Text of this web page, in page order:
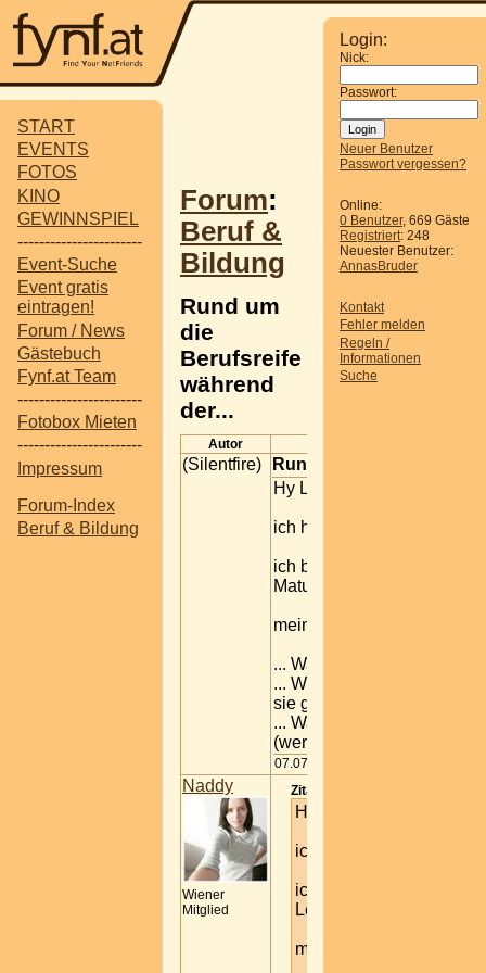
START
EVENTS
FOTOS
KINO
GEWINNSPIEL
-----------------------
Event-Suche
Event gratis
eintragen!
Forum / News
Gästebuch
Fynf.at Team
-----------------------
Fotobox Mieten
-----------------------
Impressum
Forum-Index
Beruf & Bildung
Login:
Nick:
Passwort:
Neuer Benutzer
Passwort vergessen?
Online:
0 Benutzer, 669 Gäste
Registriert: 248
Neuester Benutzer:
AnnasBruder
Kontakt
Fehler melden
Regeln /
Informationen
Suche
Forum:
Beruf &
Bildung
Rund um
die
Berufsreife
während
der...
Autor
(Silentfire)
Rund um die Berufsreife
Hy Leute
ich hab mal so ne frage an
ich bin jetzt im ersten
Matura (berufsreife)
meine fragen...
... Was genau hab ich
... Wie schaut es mit den
sie gefördert)?
... Was bringt mir diese
(werkzeugmaschineur)
07.07.2008 19:30
Naddy
Wiener
Mitglied
Zitat von (Silentfire):
Hy Leute
ich hab mal so ne frage
ich bin jetzt im ersten
Lehre mit Matura
meine fragen...